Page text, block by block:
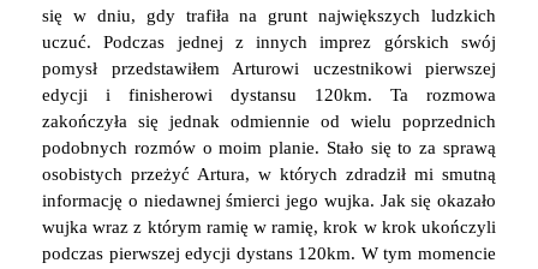
się w dniu, gdy trafiła na grunt największych ludzkich
uczuć. Podczas jednej z innych imprez górskich swój
pomysł przedstawiłem Arturowi uczestnikowi pierwszej
edycji i finisherowi dystansu 120km. Ta rozmowa
zakończyła się jednak odmiennie od wielu poprzednich
podobnych rozmów o moim planie. Stało się to za sprawą
osobistych przeżyć Artura, w których zdradził mi smutną
informację o niedawnej śmierci jego wujka. Jak się okazało
wujka wraz z którym ramię w ramię, krok w krok ukończyli
podczas pierwszej edycji dystans 120km. W tym momencie